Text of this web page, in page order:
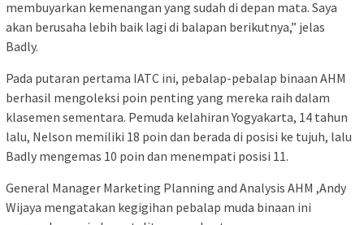
membuyarkan kemenangan yang sudah di depan mata. Saya
akan berusaha lebih baik lagi di balapan berikutnya,” jelas
Badly.
Pada putaran pertama IATC ini, pebalap-pebalap binaan AHM
berhasil mengoleksi poin penting yang mereka raih dalam
klasemen sementara. Pemuda kelahiran Yogyakarta, 14 tahun
lalu, Nelson memiliki 18 poin dan berada di posisi ke tujuh, lalu
Badly mengemas 10 poin dan menempati posisi 11.
General Manager Marketing Planning and Analysis AHM ,Andy
Wijaya mengatakan kegigihan pebalap muda binaan ini